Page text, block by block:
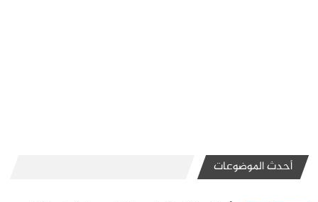
أحدث الموضوعات